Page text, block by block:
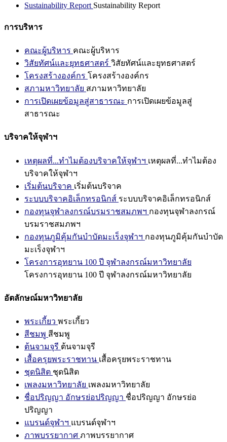
Sustainability Report Sustainability Report
การบริหาร
คณะผู้บริหาร คณะผู้บริหาร
วิสัยทัศน์และยุทธศาสตร์ วิสัยทัศน์และยุทธศาสตร์
โครงสร้างองค์กร โครงสร้างองค์กร
สภามหาวิทยาลัย สภามหาวิทยาลัย
การเปิดเผยข้อมูลสู่สาธารณะ การเปิดเผยข้อมูลสู่
สาธารณะ
บริจาคให้จุฬาฯ
เหตุผลที่...ทำไมต้องบริจาคให้จุฬาฯ เหตุผลที่...ทำไมต้อง
บริจาคให้จุฬาฯ
เริ่มต้นบริจาค เริ่มต้นบริจาค
ระบบบริจาคอิเล็กทรอนิกส์ ระบบบริจาคอิเล็กทรอนิกส์
กองทุนจุฬาลงกรณ์บรมราชสมภพฯ กองทุนจุฬาลงกรณ์
บรมราชสมภพฯ
กองทุนภูมิคุ้มกันบำบัดมะเร็งจุฬาฯ กองทุนภูมิคุ้มกันบำบัด
มะเร็งจุฬาฯ
โครงการอุทยาน 100 ปี จุฬาลงกรณ์มหาวิทยาลัย
โครงการอุทยาน 100 ปี จุฬาลงกรณ์มหาวิทยาลัย
อัตลักษณ์มหาวิทยาลัย
พระเกี้ยว พระเกี้ยว
สีชมพู สีชมพู
ต้นจามจุรี ต้นจามจุรี
เสื้อครุยพระราชทาน เสื้อครุยพระราชทาน
ชุดนิสิต ชุดนิสิต
เพลงมหาวิทยาลัย เพลงมหาวิทยาลัย
ชื่อปริญญา อักษรย่อปริญญา ชื่อปริญญา อักษรย่อ
ปริญญา
แบรนด์จุฬาฯ แบรนด์จุฬาฯ
ภาพบรรยากาศ ภาพบรรยากาศ